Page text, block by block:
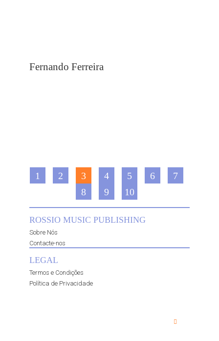
Fernando Ferreira
1 2 3 4 5 6
7
8
9 10
ROSSIO MUSIC PUBLISHING
Sobre Nós
Contacte-nos
LEGAL
Termos e Condições
Política de Privacidade